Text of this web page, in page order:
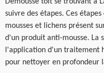
suivre des étapes. Ces
mousses et lichens présent
d'un produit anti-mousse. La
l'application d'un traitement
pour nettoyer en profondeur